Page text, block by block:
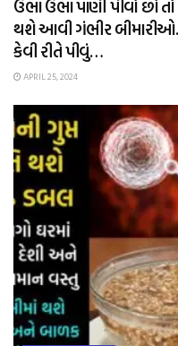
ઉભા ઉભા પાણી પીવો છો
થશે આવી ગંભીર
કેવી રીતે પીવું…
APRIL 25, 2024